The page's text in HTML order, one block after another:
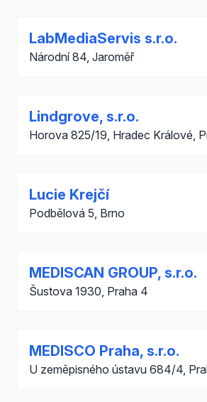
LabMediaServis s.r.o.
Národní 84, Jaroměř
Lindgrove, s.r.o.
Horova 825/19, Hradec Králové,
Lucie Krejčí
Podbělová 5, Brno
MEDISCAN GROUP, s.r.o.
Šustova 1930, Praha 4
MEDISCO Praha, s.r.o.
U zeměpisného ústavu 684/4,